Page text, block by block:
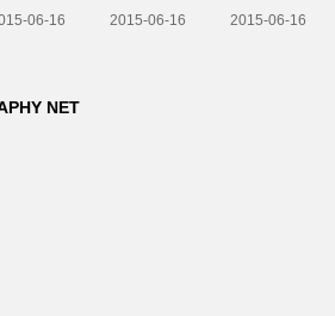
06-16
2015-06-16
2015-06-16
NET